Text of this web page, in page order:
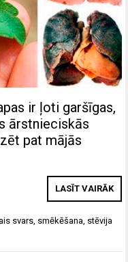
ir ļoti garšīgas,
ārstnieciskās
pat mājās
LASĪT VAIRĀK
svars, smēkēšana, stēvija